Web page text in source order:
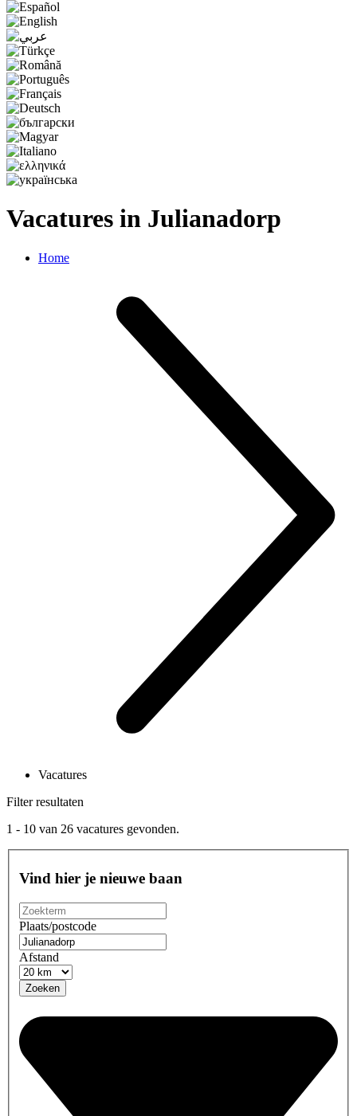
Vacatures in Julianadorp
Home
Vacatures
Filter resultaten
1 - 10 van 26 vacatures gevonden.
Vind hier je nieuwe baan
Plaats/postcode
Afstand
Zoeken